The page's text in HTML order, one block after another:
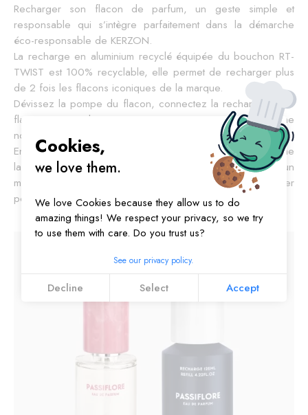
Cookies,
we love them.
We love Cookies because they allow us to do
amazing things! We respect your privacy, so we try
to use them with care. Do you trust us?
See our privacy policy.
Decline Select Accept
Recharger son flacon de parfum, un geste simple et
responsable qui s’intègre parfaitement dans la démarche
éco-responsable de KERZON.
La recharge en aluminium recyclé équipée du bouchon RT-
TWIST est 100% recyclable, elle permet de recharger plus
de 2 fois les flacons iconiques de la marque.
Dévissez la pompe du flacon, connectez la recharge, votre
flacon se rempli automatiquement et est
reparti pour une
nouvelle vie,
En proposant ses systèmes de recharges, KERZON confirme
la ligne directrice du PACTE KERZON qui contribue à un
monde plus respectueux de l’environnement et sans danger
pour la santé.